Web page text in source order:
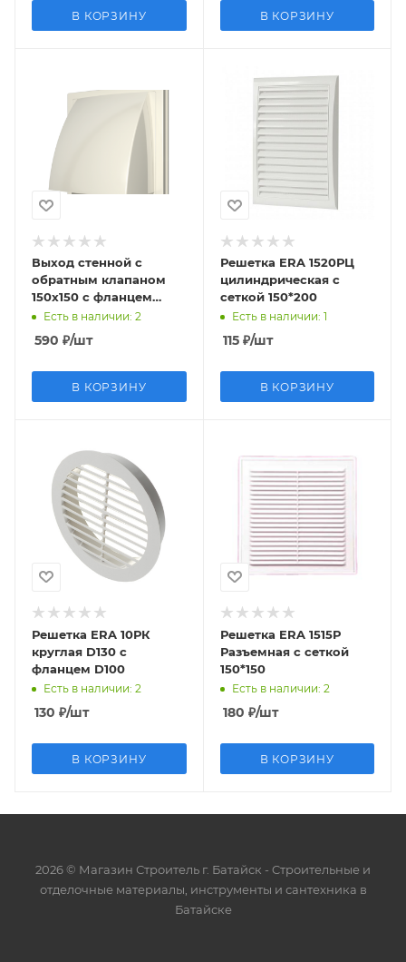
В КОРЗИНУ В КОРЗИНУ
Выход стенной с
обратным клапаном
150х150 с фланцем
D100 белая 1515К10ФВ
Есть в наличии: 2
590 ₽/шт
В КОРЗИНУ
Решетка ERA 1520РЦ
цилиндрическая с
сеткой 150*200
Есть в наличии: 1
115₽/шт
В КОРЗИНУ
Решетка ERA 10РК
круглая D130 c
фланцем D100
Есть в наличии: 2
130 ₽/шт
В КОРЗИНУ
Решетка ERA 1515Р
Разъемная с сеткой
150*150
Есть в наличии: 2
180 ₽/шт
В КОРЗИНУ
2026 © Магазин Строитель г. Батайск - Cтроительные и
отделочные материалы, инструменты и сантехника в
Батайске